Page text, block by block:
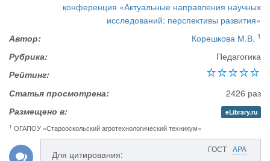
конференция «Актуальные направления научных
исследований: перспективы развития»
Автор:
Корешкова М.В. 1
Рубрика:
Педагогика
Рейтинг:
Статья просмотрена:
2426 раз
Размещено в:
eLibrary.ru
1 ОГАПОУ «Старооскольский агротехнологический техникум»
ГОСТ APA
Для цитирования: